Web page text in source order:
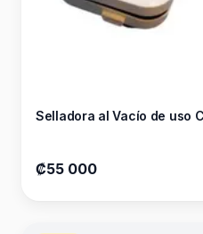
Selladora al Vacío de uso
₡55 000